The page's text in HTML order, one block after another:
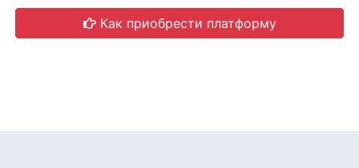
Как приобрести платформу